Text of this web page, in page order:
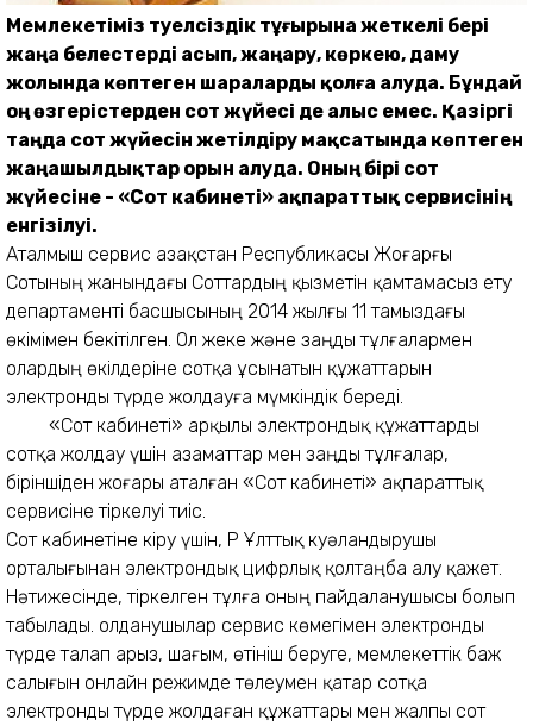
Мемлекетіміз тәуелсіздік тұғырына жеткелі бері
жаңа белестерді асып, жаңару, көркею, даму
жолында көптеген шараларды қолға алуда. Бұндай
оң өзгерістерден сот жүйесі де алыс емес. Қазіргі
таңда сот жүйесін жетілдіру мақсатында көптеген
жаңашылдықтар орын алуда. Оның бірі сот
жүйесіне - «Сот кабинеті» ақпараттық сервисінің
енгізілуі.
Аталмыш сервис Қазақстан Республикасы Жоғарғы
Сотының жанындағы Соттардың қызметін қамтамасыз ету
департаменті басшысының 2014 жылғы 11 тамыздағы
өкімімен бекітілген. Ол жеке және заңды тұлғалармен
олардың өкілдеріне сотқа ұсынатын құжаттарын
электронды түрде жолдауға мүмкіндік береді.
«Сот кабинеті» арқылы электрондық құжаттарды
сотқа жолдау үшін азаматтар мен заңды тұлғалар,
біріншіден жоғары аталған «Сот кабинеті» ақпараттық
сервисіне тіркелуі тиіс.
Сот кабинетіне кіру үшін, ҚР Ұлттық куәландырушы
орталығынан электрондық цифрлық қолтаңба алу қажет.
Нәтижесінде, тіркелген тұлға оның пайдаланушысы болып
табылады. Қолданушылар сервис көмегімен электронды
түрде талап арыз, шағым, өтініш беруге, мемлекеттік баж
салығын онлайн режимде төлеумен қатар сотқа
электронды түрде жолдаған құжаттары мен жалпы сот